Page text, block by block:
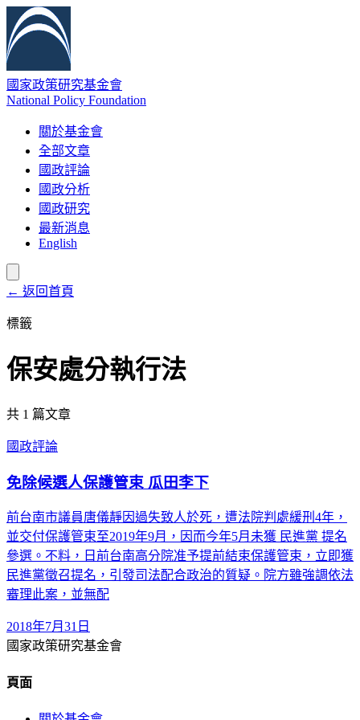
國家政策研究基金會
National Policy Foundation
關於基金會
全部文章
國政評論
國政分析
國政研究
最新消息
English
← 返回首頁
標籤
保安處分執行法
共 1 篇文章
國政評論
免除候選人保護管束 瓜田李下
前台南市議員唐儀靜因過失致人於死，遭法院判處緩刑4年，
並交付保護管束至2019年9月，因而今年5月未獲 民進黨 提名
參選。不料，日前台南高分院准予提前結束保護管束，立即獲
民進黨徵召提名，引發司法配合政治的質疑。院方雖強調依法
審理此案，並無配
2018年7月31日
國家政策研究基金會
頁面